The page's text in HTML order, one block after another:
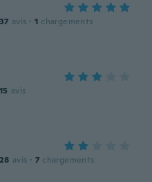
37 avis · 1 chargements
15 avis
28 avis · 7 chargements